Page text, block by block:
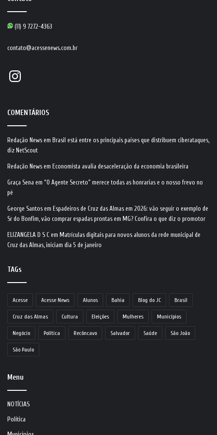
(11) 9 7272-4363
contato@acessenews.com.br
Instagram
COMENTÁRIOS
Redação News em Brasil está entre os principais países que distribuem ciberataques,
diz NetScout
Redação News em Economista avalia desaceleração da economia brasileira
Graça Sena em “O Agente Secreto” merece todas as honrarias e o nosso frevo no
pé
George Santos em Espadeiros de Cruz das Almas em 2026: vão seguir o exemplo de
Sr do Bonfim, vão comprar espadas prontas em MG? Confira o que diz o promotor
ELIZANGELA D S C em Matrículas digitais para novos alunos da rede municipal de
Cruz das Almas, iniciam dia 5 de janeiro
TAGs
Acesse Acesse News Alunos Bahia Blog do JC Brasil
Cruz das Almas Cultura Eleições Mulheres Municípios
Negócio Política Recôncavo Salvador Saúde São João
São Paulo
Menu
NOTÍCIAS
Política